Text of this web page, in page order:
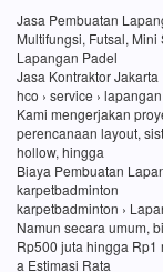
Jasa Pembuatan
Multifungsi, Futsal,
Lapangan Padel
Jasa Kontraktor Jakarta
hco › service ›
Kami mengerjakan
perencanaan layout,
hollow, hingga
Biaya Pembuatan
karpetbadminton
karpetbadminton ›
Namun secara umum,
Rp500 juta hingga
a Estimasi Rata